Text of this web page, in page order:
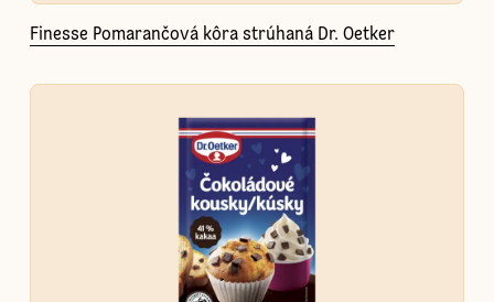
Finesse Pomarančová kôra strúhaná Dr. Oetker